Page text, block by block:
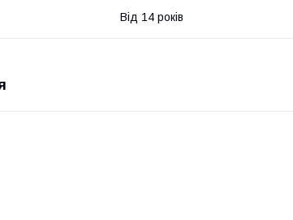
Від 14 років